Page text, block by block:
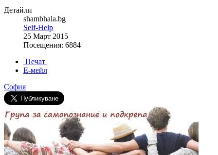
Детайли
shambhala.bg
Self-Help
25 Март 2015
Посещения: 6884
Печат
Е-мейл
София